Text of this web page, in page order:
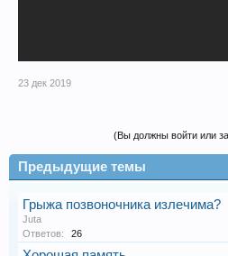
23 дек 2019
(Вы должны войти или
Предыдущие темы
Грыжа позвоночника излечима?
Juta
Ответов:
26